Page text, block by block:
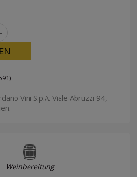
Vini S.p.A. Viale Abruzzi 94,
Weinbereitung